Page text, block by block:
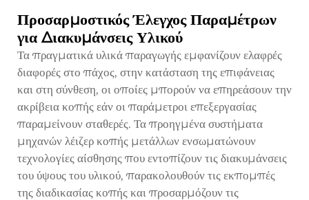
Προσαρμοστικός Έλεγχος Παραμέτρων
για Διακυμάνσεις Υλικού
Τα πραγματικά υλικά παραγωγής εμφανίζουν ελαφρές
διαφορές στο πάχος, στην κατάσταση της επιφάνειας
και στη σύνθεση, οι οποίες μπορούν να επηρεάσουν την
ακρίβεια κοπής εάν οι παράμετροι επεξεργασίας
παραμείνουν σταθερές. Τα προηγμένα συστήματα
μηχανών λέιζερ κοπής μετάλλων ενσωματώνουν
τεχνολογίες αίσθησης που εντοπίζουν τις διακυμάνσεις
του ύψους του υλικού, παρακολουθούν τις εκπομπές
της διαδικασίας κοπής και προσαρμόζουν τις